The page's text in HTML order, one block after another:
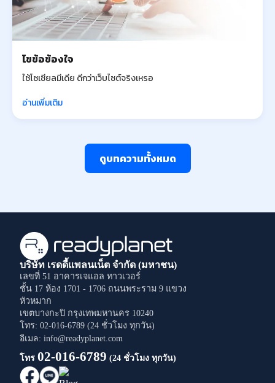
ไขข้อข้องใจ
ใช้โซเชียลมีเดีย ดีกว่าเว็บไซต์จริงเหรอ
อ่านเพิ่มเติม
ดูบทความทั้งหมด
บริษัท เรดดี้แพลนเน็ต จำกัด (มหาชน)
เลขที่ 51 อาคารเจแอล ทาวเวอร์
ชั้น 17 ห้อง 1701 - 1706 ถนนพระราม 9 แขวง
หัวหมาก
เขตบางกะปิ กรุงเทพมหานคร 10240
โทร: 02-016-6789 (24 ชั่วโมง ทุกวัน)
อีเมล: info@readyplanet.com
โทร 02-016-6789 (24 ชั่วโมง ทุกวัน)